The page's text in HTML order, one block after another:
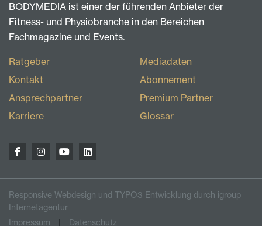
BODYMEDIA ist einer der führenden Anbieter der
Fitness- und Physiobranche in den Bereichen
Fachmagazine und Events.
Ratgeber
Kontakt
Ansprechpartner
Karriere
Mediadaten
Abonnement
Premium Partner
Glossar
Responsive Webdesign und TYPO3 Entwicklung durch igroup
Internetagentur
Impressum
Datenschutz